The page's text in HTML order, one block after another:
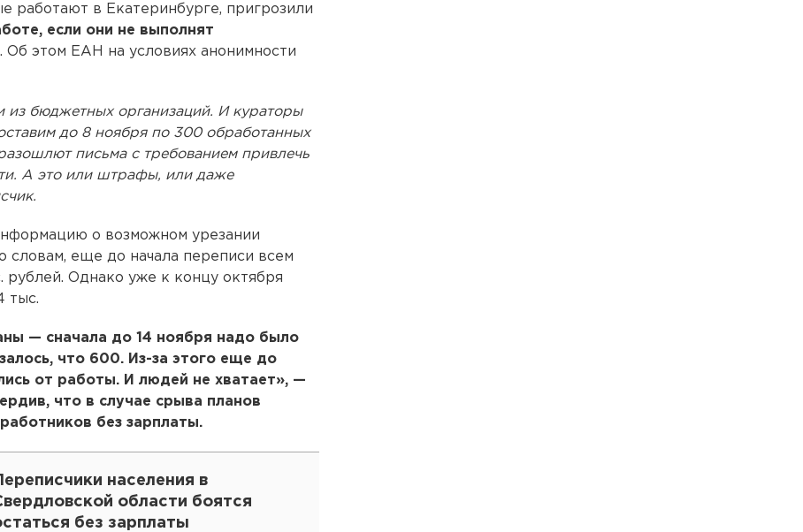
работают в Екатеринбурге, пригрозили
если они не выполнят
. Об этом ЕАН на условиях анонимности
из бюджетных организаций. И кураторы
до 8 ноября по 300 обработанных
письма с требованием привлечь
А это или штрафы, или даже
о возможном урезании
словам, еще до начала переписи всем
рублей. Однако уже к концу октября
тыс.
— сначала до 14 ноября надо было
что 600. Из-за этого еще до
от работы. И людей не хватает», —
что в случае срыва планов
без зарплаты.
населения в
области боятся
без зарплаты